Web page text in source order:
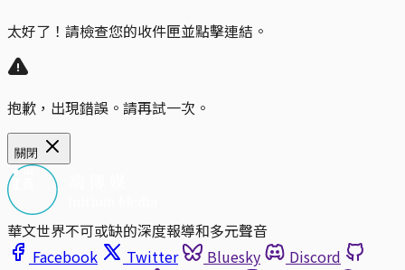
太好了！請檢查您的收件匣並點擊連結。
抱歉，出現錯誤。請再試一次。
關閉
華文世界不可或缺的深度報導和多元聲音
Facebook
Twitter Bluesky
Discord